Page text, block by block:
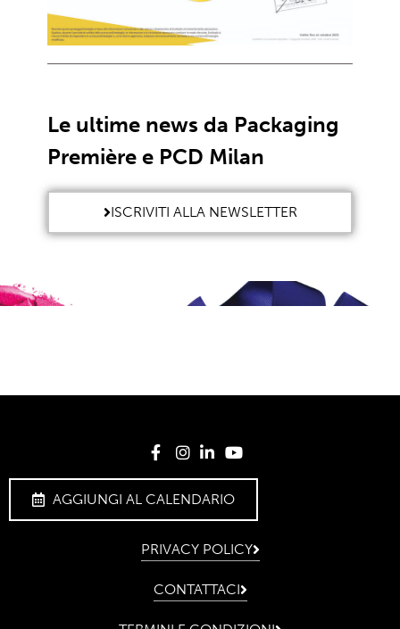
Le ultime news da Packaging
Première e PCD Milan
ISCRIVITI ALLA NEWSLETTER
AGGIUNGI AL CALENDARIO
PRIVACY POLICY
CONTATTACI